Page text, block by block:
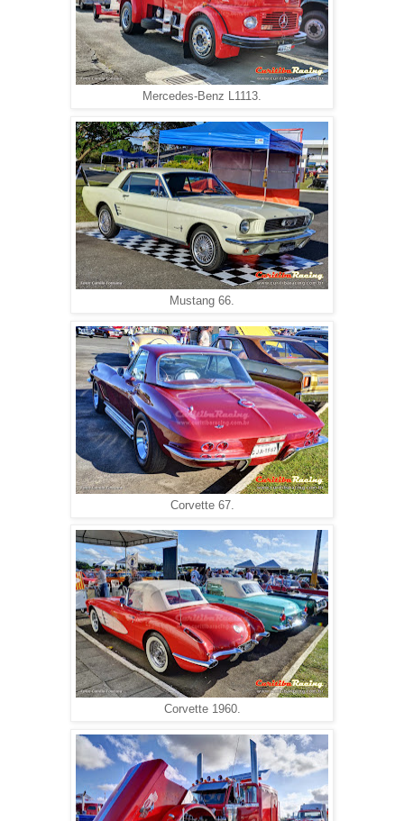
Mercedes-Benz L1113.
Mustang 66.
Corvette 67.
Corvette 1960.